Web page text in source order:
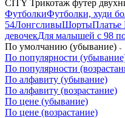
CITY Трикотаж футер
ФутболкиФутболки, худи
54ЛонгсливыШорты
девочекДля малышей с 98
По умолчанию (убывание)
По популярности
По популярности
По алфавиту (убывание)
По алфавиту (возрастание)
По цене (убывание)
По цене (возрастание)